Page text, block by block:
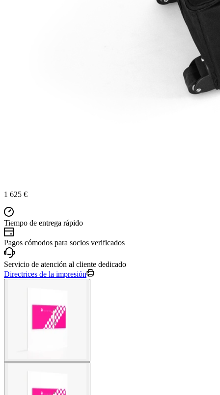
1 625 €
Tiempo de entrega rápido
Pagos cómodos para socios verificados
Servicio de atención al cliente dedicado
Directrices de la impresión